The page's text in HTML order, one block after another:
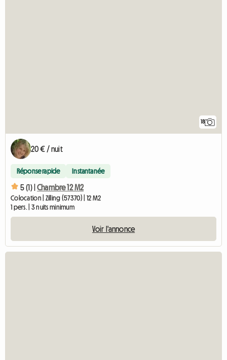
18
20 € / nuit
Réponse rapide Instantanée
5 (1) | Chambre 12 M2
Colocation | Zilling (57370) | 12 M2
1 pers. | 3 nuits minimum
Voir l'annonce